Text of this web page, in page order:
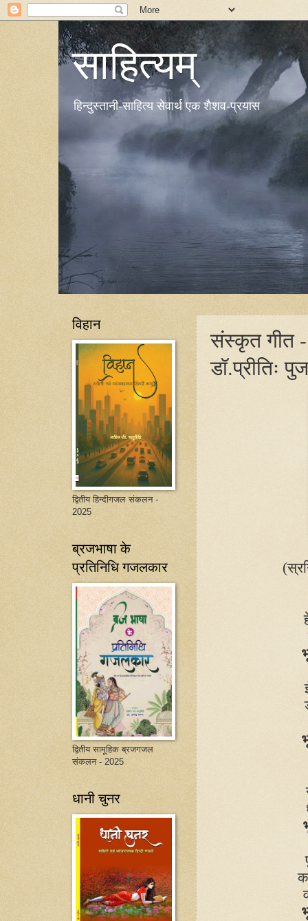
साहित्यम्
हिन्दुस्तानी-साहित्य सेवार्थ एक शैशव-प्रयास
संस्कृत गीत -
डॉ.प्रीतिः
विहान
द्वितीय हिन्दीगजल संकलन -
2025
ब्रजभाषा के
प्रतिनिधि गजलकार
द्वितीय सामूहिक ब्रजगजल
संकलन - 2025
धानी चुनर